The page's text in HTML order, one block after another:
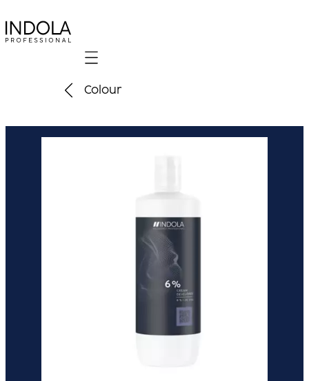
Mobile navigation
Colour